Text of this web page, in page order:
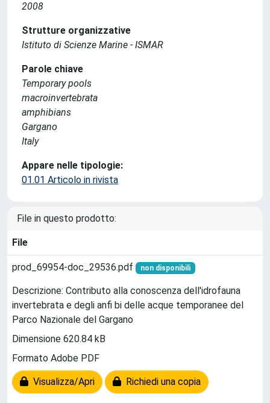
2008
Strutture organizzative
Istituto di Scienze Marine - ISMAR
Parole chiave
Temporary pools
macroinvertebrata
amphibians
Gargano
Italy
Appare nelle tipologie:
01.01 Articolo in rivista
File in questo prodotto:
File
prod_69954-doc_29536.pdf non disponibili
Descrizione: Contributo alla conoscenza dell'idrofauna
invertebrata e degli anfi bi delle acque temporanee del
Parco Nazionale del Gargano
Dimensione 620.84 kB
Formato Adobe PDF
Visualizza/Apri Richiedi una copia